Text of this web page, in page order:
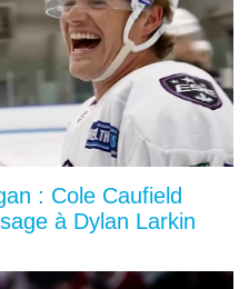
: Cole Caufield
à Dylan Larkin